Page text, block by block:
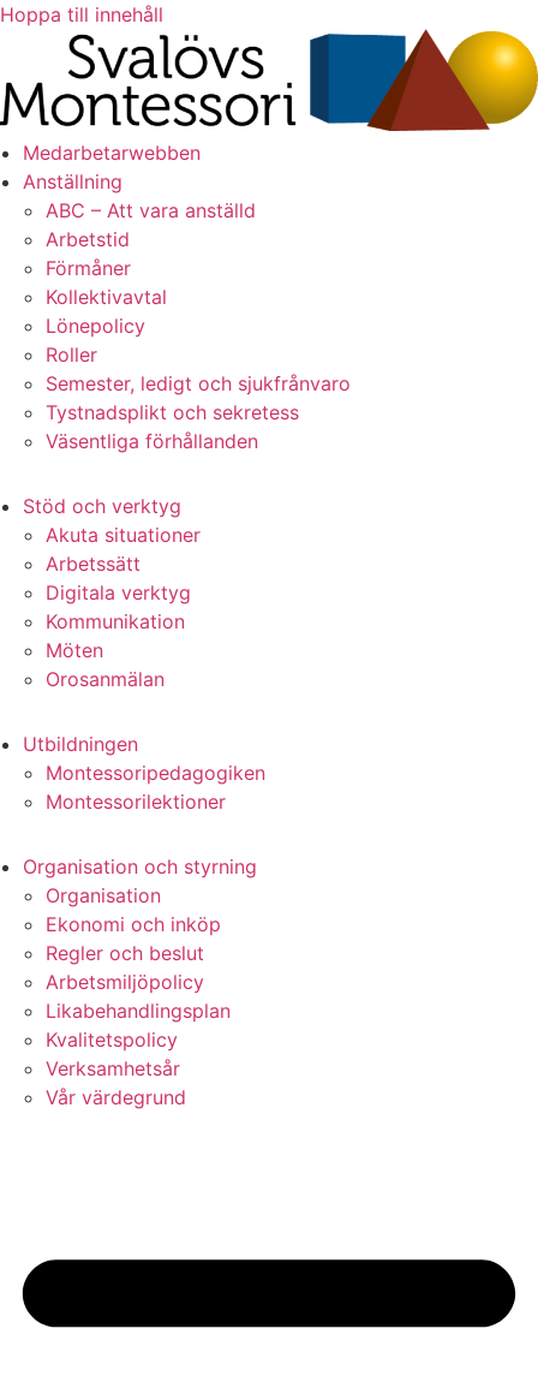
Hoppa till innehåll
Medarbetarwebben
Anställning
ABC – Att vara anställd
Arbetstid
Förmåner
Kollektivavtal
Lönepolicy
Roller
Semester, ledigt och sjukfrånvaro
Tystnadsplikt och sekretess
Väsentliga förhållanden
Stöd och verktyg
Akuta situationer
Arbetssätt
Digitala verktyg
Kommunikation
Möten
Orosanmälan
Utbildningen
Montessoripedagogiken
Montessorilektioner
Organisation och styrning
Organisation
Ekonomi och inköp
Regler och beslut
Arbetsmiljöpolicy
Likabehandlingsplan
Kvalitetspolicy
Verksamhetsår
Vår värdegrund